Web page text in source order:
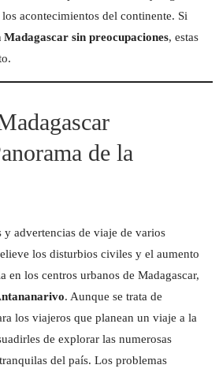
Facebook Instagram
PIZZ'AURORA
acontecimientos del continente. Si
Madagascar sin preocupaciones, estas
de la
y advertencias de viaje de varios
los disturbios civiles y el aumento
en los centros urbanos de Madagascar,
. Aunque se trata de
los viajeros que planean un viaje a la
de explorar las numerosas
del país. Los problemas